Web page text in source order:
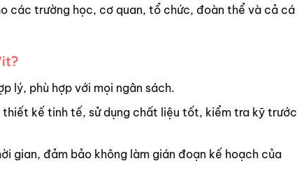
các trường học, cơ quan, tổ chức, đoàn thể và cả cá
lý, phù hợp với mọi ngân sách.
thiết kế tinh tế, sử dụng chất liệu tốt, kiểm tra kỹ trước
gian, đảm bảo không làm gián đoạn kế hoạch của